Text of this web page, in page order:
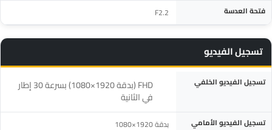
فتحة العدسة F2.2
تسجيل الفيديو
المواصفةالتفاصيل
تسجيل الفيديو الخلفي ‎FHD (بدقة 1920×1080) بسرعة 30 إطار
في الثانية‎
تسجيل الفيديو الأمامي بدقة 1920×1080